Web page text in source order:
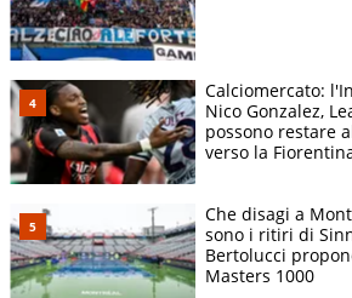
Calciomercato:
Nico Gonzalez,
possono restare
verso la
Che disagi a
sono i ritiri di
Bertolucci
Masters 1000